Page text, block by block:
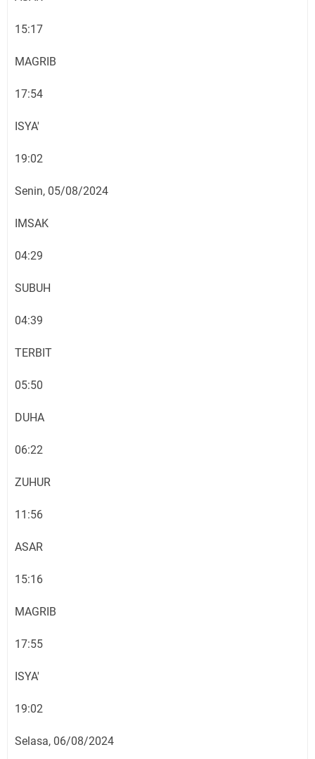
15:17
MAGRIB
17:54
ISYA'
19:02
Senin, 05/08/2024
IMSAK
04:29
SUBUH
04:39
TERBIT
05:50
DUHA
06:22
ZUHUR
11:56
ASAR
15:16
MAGRIB
17:55
ISYA'
19:02
Selasa, 06/08/2024